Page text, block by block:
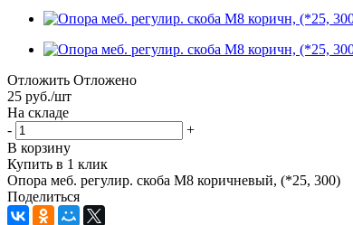
Отложить Отложено
25 руб./шт
На складе
-
+
В корзину
Купить в 1 клик
Опора меб. регулир. скоба М8 коричневый, (*25, 300)
Поделиться